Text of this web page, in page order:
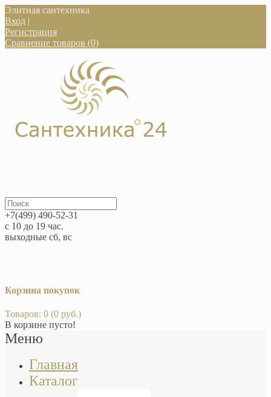
Элитная сантехника
Вход |
Регистрация
Сравнение товаров (0)
+7(499) 490-52-31
с 10 до 19 час.
выходные сб, вс
Корзина покупок
Товаров: 0 (0 руб.)
В корзине пусто!
Меню
Главная
Каталог